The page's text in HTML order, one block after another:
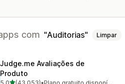
com Auditorias Limpar
Judge.me Avaliações de
Produto
de 5 estrelas